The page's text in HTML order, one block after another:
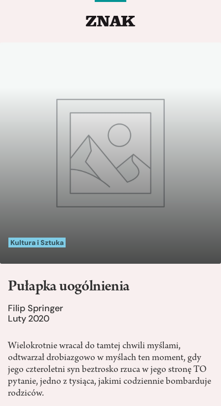
Kultura i Sztuka
Pułapka uogólnienia
Filip Springer
Luty 2020
Wielokrotnie wracał do tamtej chwili myślami,
odtwarzał drobiazgowo w myślach ten moment, gdy
jego czteroletni syn beztrosko rzuca w jego stronę TO
pytanie, jedno z tysiąca, jakimi codziennie bombarduje
rodziców.